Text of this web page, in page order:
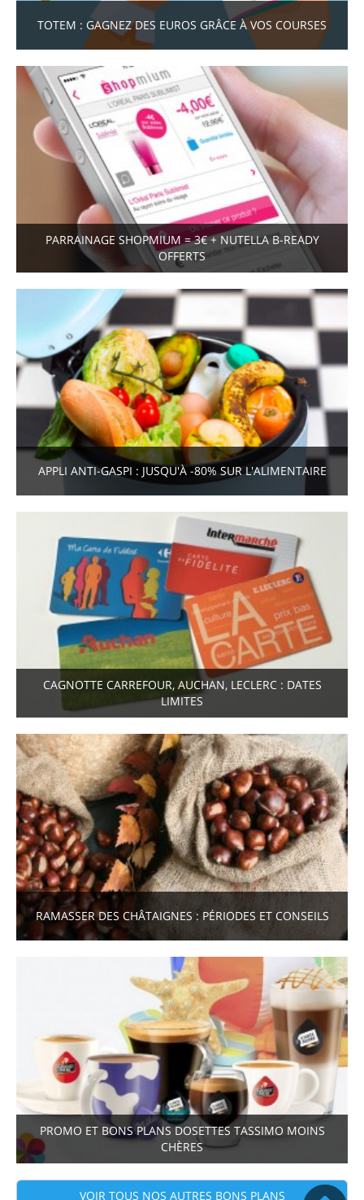
TOTEM : GAGNEZ DES EUROS GRÂCE À VOS COURSES
PARRAINAGE SHOPMIUM = 3€ + NUTELLA B-READY
OFFERTS
APPLI ANTI-GASPI : JUSQU'À -80% SUR L'ALIMENTAIRE
CAGNOTTE CARREFOUR, AUCHAN, LECLERC : DATES
LIMITES
RAMASSER DES CHÂTAIGNES : PÉRIODES ET CONSEILS
PROMO ET BONS PLANS DOSETTES TASSIMO MOINS
CHÈRES
VOIR TOUS NOS AUTRES BONS PLANS